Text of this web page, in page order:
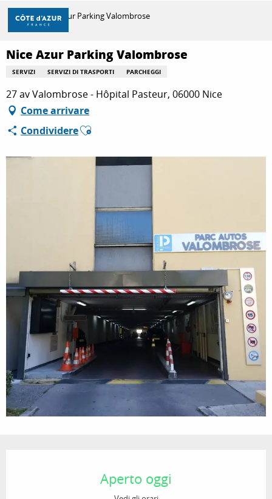
Aller
contenu
principal
SCOPRIRE
PER FARE
SOGGIORNO
Casa Nice Azur Parking Valombrose
Nice Azur Parking Valombrose
SERVIZI SERVIZI DI TRASPORTI PARCHEGGI
27 av Valombrose - Hôpital Pasteur, 06000 Nice
Come arrivare
CondividereAjouter aux favoris
Aperto oggi